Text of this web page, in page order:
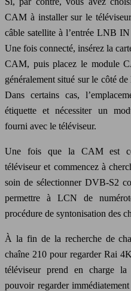
CAM à installer sur le
câble satellite à l’entrée LNB
Une fois connecté, insérez la
CAM, puis placez le module
généralement situé sur le côté
Dans certains cas,
étiquette et nécessiter un
fourni avec le téléviseur.
Une fois que la CAM est
téléviseur et commencez à
soin de sélectionner DVB-S2
permettre à LCN de
procédure de syntonisation des
À la fin de la recherche de
chaîne 210 pour regarder Rai
téléviseur prend en charge
pouvoir regarder